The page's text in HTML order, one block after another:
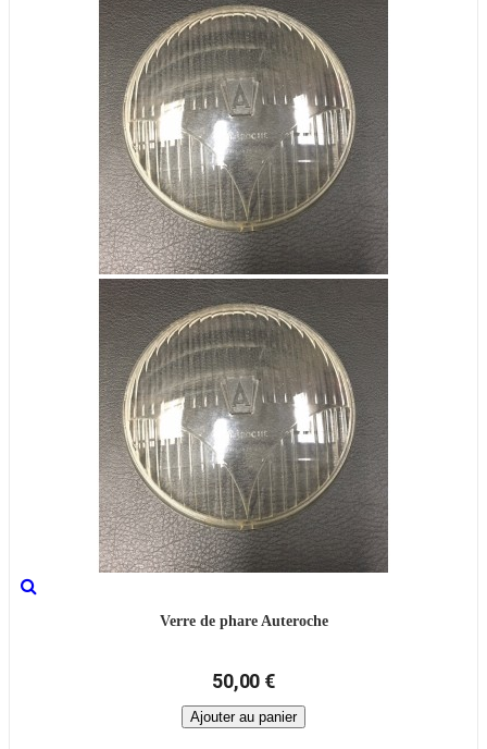
Verre de phare Auteroche
50,00 €
Ajouter au panier